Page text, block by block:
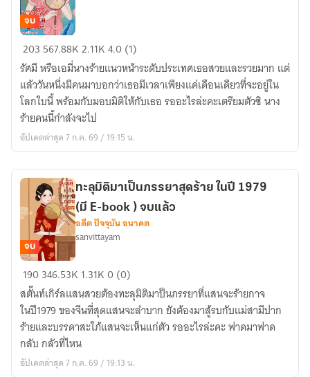
นาง
ร้าย
ทะลุ
มิติ
ยุค70
(จบ
แล้ว)
จบ
203 567.88K2.11K4.0 (1)
รัศมี หรือเอมี่นางร้ายแนวหน้าระดับประเทศเธอสวยและรวยมาก แต่
แล้ววันหนึ่งมีคนมาบอกว่าเธอมีเวลาเพียงแค่เดือนเดียวที่จะอยู่ใน
โลกใบนี้ พร้อมกับมอบมิติให้กับเธอ รออะไรล่ะคะเตรียมตัวซิ นาง
ร้ายคนนี้กำลังจะไป
อัปเดตล่าสุด 7 ก.ค. 69 / 19:15 น.
ทะลุ
มิติ
มา
เป็น
ภรรยา
สุด
ร้าย
จบ
ทะลุมิติมาเป็นภรรยาสุดร้าย ในปี 1979
(มี E-book ) จบแล้ว
อดีต ปัจจุบัน อนาคต
sanvittayam
190346.53K 1.31K0 (0)
สตั๊นท์เกิร์ลแสนสวยต้องทะลุมิติมาป็นภรรยาที่แสนจะร้ายกาจ
ในปี1979 ของจีนที่สุดแสนจะลำบาก ยังต้องมาสู้รบกับแม่สามีปาก
ร้ายและบรรดาสะใภ้แสนจะเห็นแก่ตัว รออะไรล่ะคะ ฟาดมาฟาด
กลับ กลัวที่ไหน
อัปเดตล่าสุด 7 ก.ค. 69 / 19:13 น.